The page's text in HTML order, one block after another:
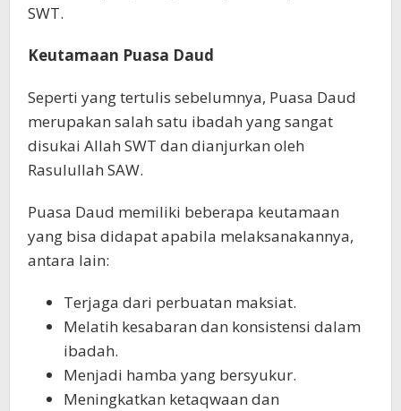
SWT.
Keutamaan Puasa Daud
Seperti yang tertulis sebelumnya, Puasa Daud
merupakan salah satu ibadah yang sangat
disukai Allah SWT dan dianjurkan oleh
Rasulullah SAW.
Puasa Daud memiliki beberapa keutamaan
yang bisa didapat apabila melaksanakannya,
antara lain:
Terjaga dari perbuatan maksiat.
Melatih kesabaran dan konsistensi dalam
ibadah.
Menjadi hamba yang bersyukur.
Meningkatkan ketaqwaan dan